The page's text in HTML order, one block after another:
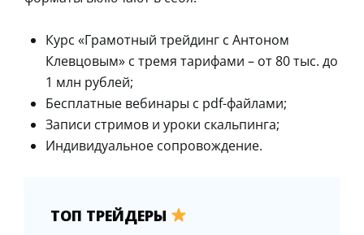
Курс «Грамотный трейдинг с Антоном
Клевцовым» с тремя тарифами – от 80 тыс. до
1 млн рублей;
Бесплатные вебинары с pdf-файлами;
Записи стримов и уроки скальпинга;
Индивидуальное сопровождение.
ТОП ТРЕЙДЕРЫ